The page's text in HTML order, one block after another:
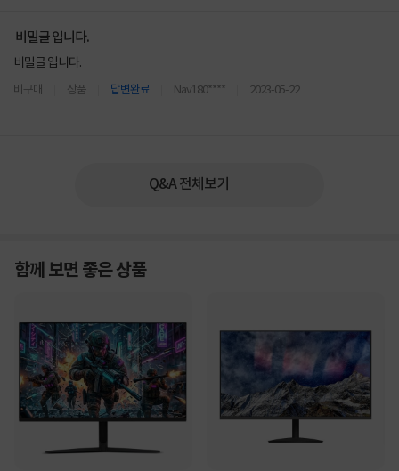
비밀글 입니다.
비밀글 입니다.
비구매 상품 답변완료 Nav180**** 2023-05-22
Q&A 전체보기
함께 보면 좋은 상품